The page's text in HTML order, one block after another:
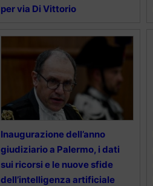
per via Di Vittorio
Inaugurazione dell’anno
giudiziario a Palermo, i dati
sui ricorsi e le nuove sfide
dell’intelligenza artificiale